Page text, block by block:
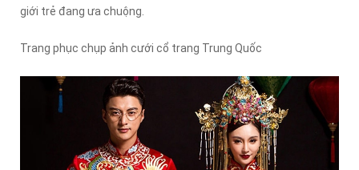
giới trẻ đang ưa chuộng.
Trang phục chụp ảnh cưới cổ trang Trung Quốc